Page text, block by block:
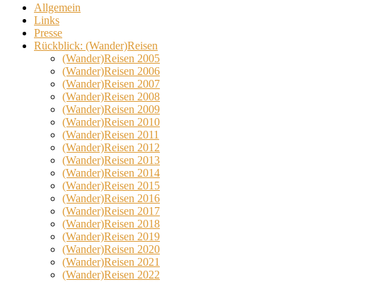
Allgemein
Links
Presse
Rückblick: (Wander)Reisen
(Wander)Reisen 2005
(Wander)Reisen 2006
(Wander)Reisen 2007
(Wander)Reisen 2008
(Wander)Reisen 2009
(Wander)Reisen 2010
(Wander)Reisen 2011
(Wander)Reisen 2012
(Wander)Reisen 2013
(Wander)Reisen 2014
(Wander)Reisen 2015
(Wander)Reisen 2016
(Wander)Reisen 2017
(Wander)Reisen 2018
(Wander)Reisen 2019
(Wander)Reisen 2020
(Wander)Reisen 2021
(Wander)Reisen 2022